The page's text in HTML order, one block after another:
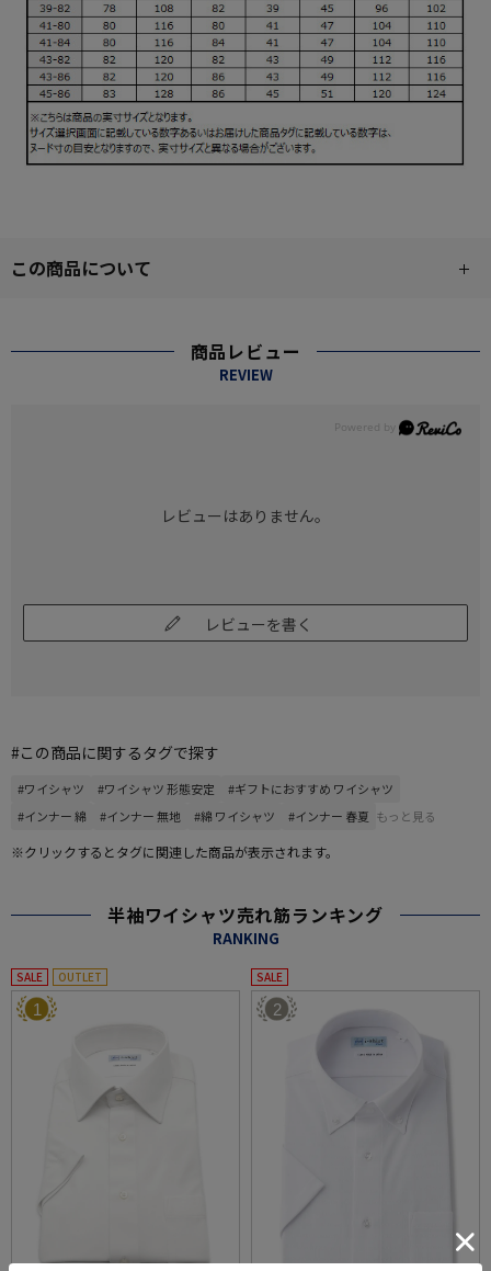
この商品について
商品レビュー
REVIEW
レビューはありません。
レビューを書く
#この商品に関するタグで探す
#ワイシャツ #ワイシャツ 形態安定
#ギフトにおすすめ ワイシャツ
#インナー 綿
#インナー 無地 #綿 ワイシャツ #インナー 春夏 もっと見る
※クリックするとタグに関連した商品が表示されます。
半袖ワイシャツ売れ筋ランキング
RANKING
SALE OUTLET
1
SALE
2